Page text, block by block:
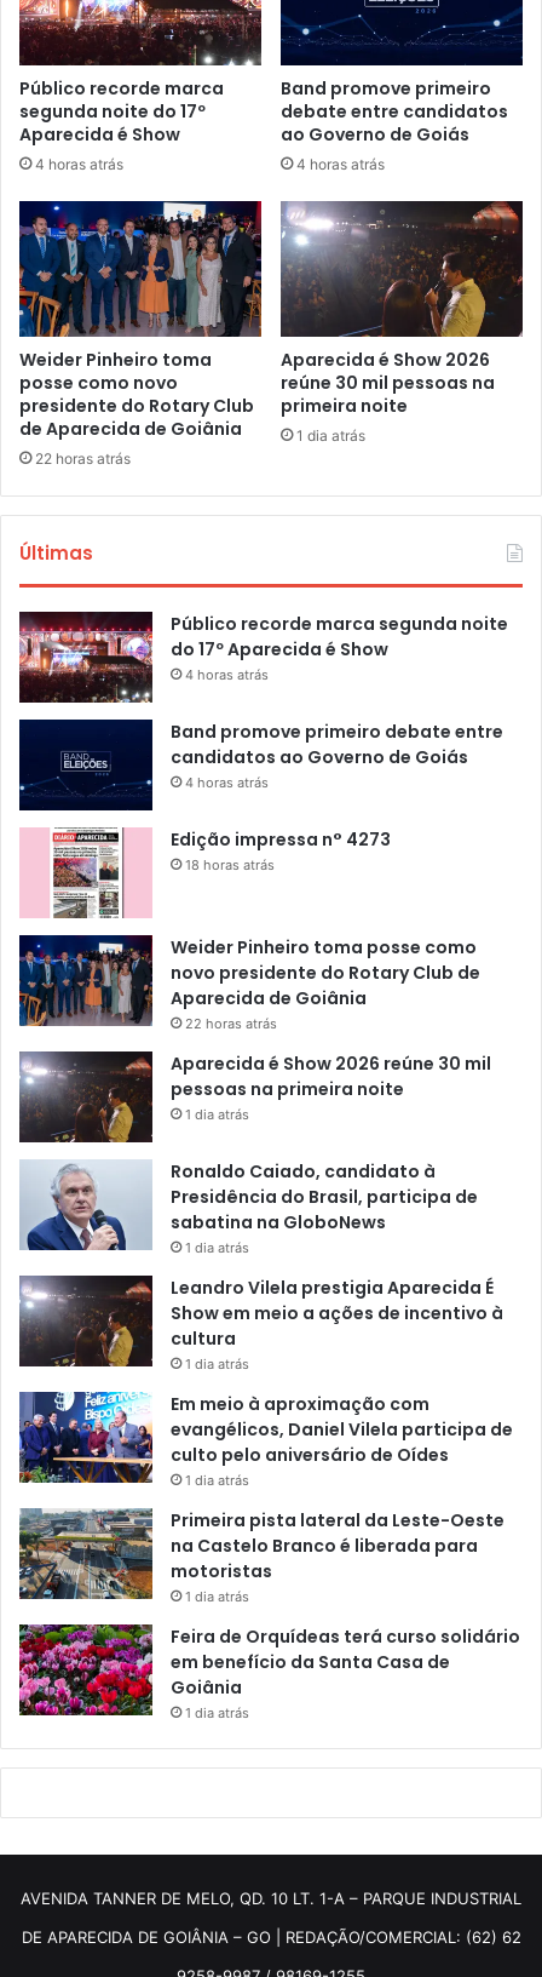
Público recorde marca
segunda noite do 17º
Aparecida é Show
4 horas atrás
Band promove primeiro
debate entre candidatos
ao Governo de Goiás
4 horas atrás
Weider Pinheiro toma
posse como novo
presidente do Rotary Club
de Aparecida de Goiânia
22 horas atrás
Aparecida é Show 2026
reúne 30 mil pessoas na
primeira noite
1 dia atrás
Últimas
Público recorde marca segunda noite
do 17º Aparecida é Show
4 horas atrás
Band promove primeiro debate entre
candidatos ao Governo de Goiás
4 horas atrás
Edição impressa n° 4273
18 horas atrás
Weider Pinheiro toma posse como
novo presidente do Rotary Club de
Aparecida de Goiânia
22 horas atrás
Aparecida é Show 2026 reúne 30 mil
pessoas na primeira noite
1 dia atrás
Ronaldo Caiado, candidato à
Presidência do Brasil, participa de
sabatina na GloboNews
1 dia atrás
Leandro Vilela prestigia Aparecida É
Show em meio a ações de incentivo à
cultura
1 dia atrás
Em meio à aproximação com
evangélicos, Daniel Vilela participa de
culto pelo aniversário de Oídes
1 dia atrás
Primeira pista lateral da Leste-Oeste
na Castelo Branco é liberada para
motoristas
1 dia atrás
Feira de Orquídeas terá curso solidário
em benefício da Santa Casa de
Goiânia
1 dia atrás
AVENIDA TANNER DE MELO, QD. 10 LT. 1-A – PARQUE INDUSTRIAL
DE APARECIDA DE GOIÂNIA – GO | REDAÇÃO/COMERCIAL: (62) 62